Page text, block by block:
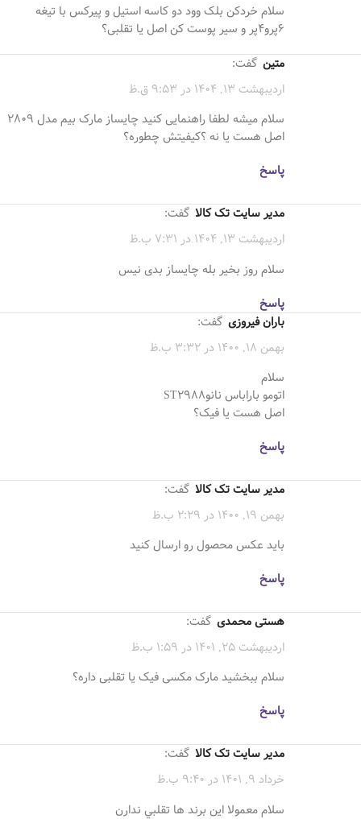
سلام خردکن بلک وود دو کاسه استیل و پیرکس با تیغه
6پرو4پر و سیر پوست کن اصل یا تقلبی؟
متین گفت:
اردیبهشت 13, 1404 در 9:53 ق.ظ
سلام میشه لطفا راهنمایی کنید چایساز مارک بیم مدل ۲۸۰۹
اصل هست یا نه ؟کیفیتش چطوره؟
پاسخ
مدیر سایت تک کالا گفت:
اردیبهشت 13, 1404 در 7:31 ب.ظ
سلام روز بخیر بله چایساز بدی نیس
پاسخ
باران فیروزی گفت:
بهمن 18, 1400 در 3:32 ب.ظ
سلام
اتومو باراباس نانو‌ST2988
اصل هست یا فیک؟
پاسخ
مدیر سایت تک کالا گفت:
بهمن 19, 1400 در 2:29 ب.ظ
بايد عكس محصول رو ارسال كنيد
پاسخ
هستی محمدی گفت:
اردیبهشت 25, 1401 در 1:59 ب.ظ
سلام ببخشید مارک مکسی فیک یا تقلبی داره؟
پاسخ
مدیر سایت تک کالا گفت:
خرداد 9, 1401 در 9:40 ب.ظ
سلام معمولا اين برند ها تقلبي ندارن